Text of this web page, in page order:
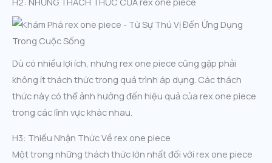
Dù có nhiều lợi ích, nhưng rex one piece cũng gặp phải
không ít thách thức trong quá trình áp dụng. Các thách
thức này có thể ảnh hưởng đến hiệu quả của rex one piece
trong các lĩnh vực khác nhau.
H3: Thiếu Nhận Thức Về rex one piece
Một trong những thách thức lớn nhất đối với rex one piece